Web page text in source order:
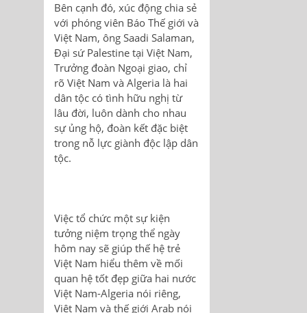
Bên cạnh đó, xúc động chia sẻ
với phóng viên Báo Thế giới và
Việt Nam, ông Saadi Salaman,
Đại sứ Palestine tại Việt Nam,
Trưởng đoàn Ngoại giao, chỉ
rõ Việt Nam và Algeria là hai
dân tộc có tình hữu nghị từ
lâu đời, luôn dành cho nhau
sự ủng hộ, đoàn kết đặc biệt
trong nỗ lực giành độc lập dân
tộc.
Việc tổ chức một sự kiện
tưởng niệm trọng thể ngày
hôm nay sẽ giúp thế hệ trẻ
Việt Nam hiểu thêm về mối
quan hệ tốt đẹp giữa hai nước
Việt Nam-Algeria nói riêng,
Việt Nam và thế giới Arab nói